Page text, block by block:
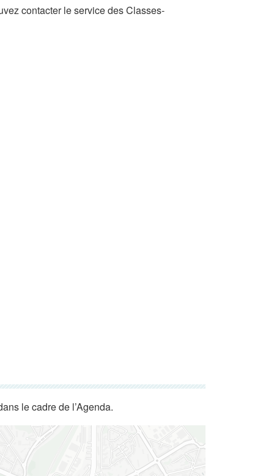
contacter le service des Classes-
le cadre de l’Agenda.